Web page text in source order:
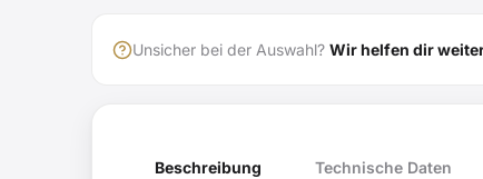
Unsicher bei der Auswahl? Wir helfen dir
Beschreibung Technische Daten